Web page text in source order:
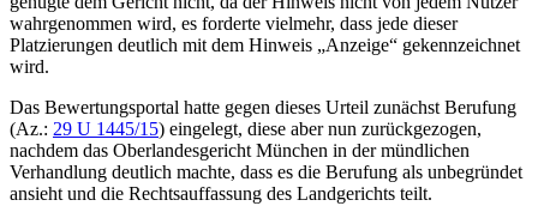
wahrgenommen wird, es forderte vielmehr, dass jede dieser
Platzierungen deutlich mit dem Hinweis „Anzeige“ gekennzeichnet
wird.
Das Bewertungsportal hatte gegen dieses Urteil zunächst Berufung
(Az.: 29 U 1445/15) eingelegt, diese aber nun zurückgezogen,
nachdem das Oberlandesgericht München in der mündlichen
Verhandlung deutlich machte, dass es die Berufung als unbegründet
ansieht und die Rechtsauffassung des Landgerichts teilt.